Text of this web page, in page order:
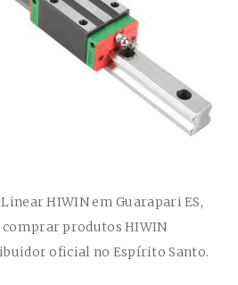
HIWIN em Guarapari ES,
comprar produtos HIWIN
oficial no Espírito Santo.